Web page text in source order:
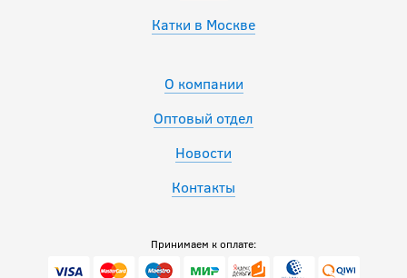
Катки в Москве
О компании
Оптовый отдел
Новости
Контакты
Принимаем к оплате: